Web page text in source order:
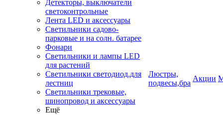
Детекторы, выключатели
светоконтрольные
Лента LED и аксессуары
Светильники садово-
парковые и на солн. батарее
Фонари
Светильники и лампы LED
для растений
Светильники светодиод.для
лестниц
Светильники трековые,
шинопровод и аксессуары
Ещё
Люстры,
подвесы,бра
Акции